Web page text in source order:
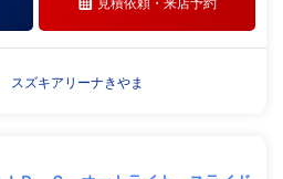
見積依頼・来店予約
スズキアリーナきやま